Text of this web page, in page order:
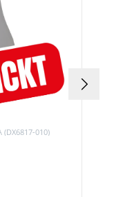
(DX6817-010)